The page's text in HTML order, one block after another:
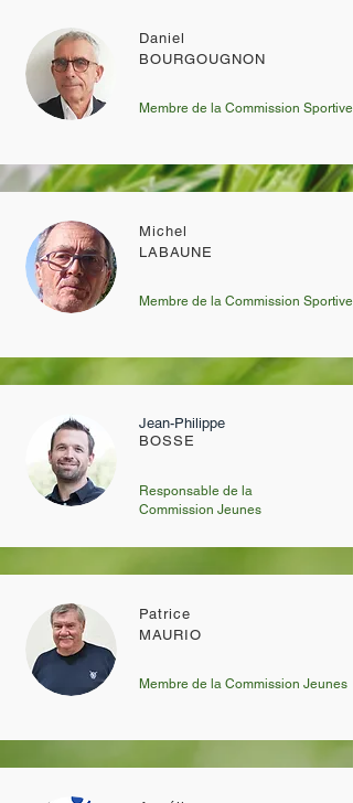
Daniel
BOURGOUGNON
Membre de la Commission Sportive
Michel
LABAUNE
Membre de la Commission Sportive
Jean-Philippe
BOSSE
Responsable de la
Commission Jeunes
Patrice
MAURIO
Membre de la Commission Jeunes